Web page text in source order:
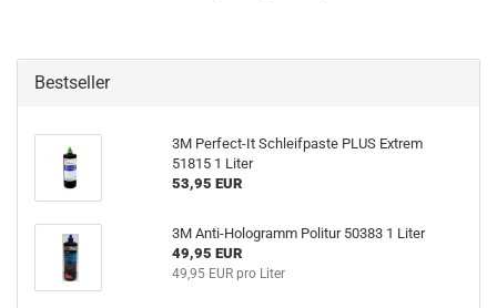
Bestseller
3M Perfect-It Schleifpaste PLUS Extrem
51815 1 Liter
53,95 EUR
3M Anti-Hologramm Politur 50383 1 Liter
49,95 EUR
49,95 EUR pro Liter